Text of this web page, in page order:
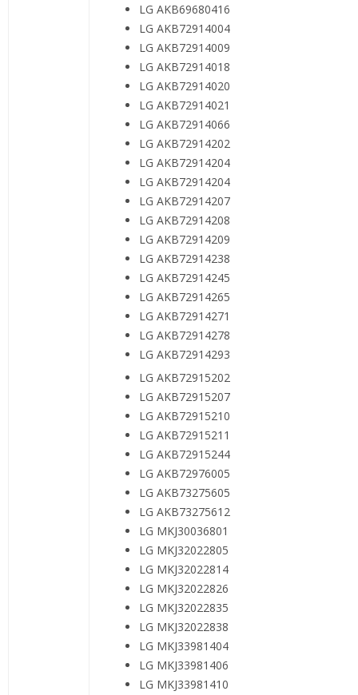
LG AKB69680416
LG AKB72914004
LG AKB72914009
LG AKB72914018
LG AKB72914020
LG AKB72914021
LG AKB72914066
LG AKB72914202
LG AKB72914204
LG AKB72914204
LG AKB72914207
LG AKB72914208
LG AKB72914209
LG AKB72914238
LG AKB72914245
LG AKB72914265
LG AKB72914271
LG AKB72914278
LG AKB72914293
LG AKB72915202
LG AKB72915207
LG AKB72915210
LG AKB72915211
LG AKB72915244
LG AKB72976005
LG AKB73275605
LG AKB73275612
LG MKJ30036801
LG MKJ32022805
LG MKJ32022814
LG MKJ32022826
LG MKJ32022835
LG MKJ32022838
LG MKJ33981404
LG MKJ33981406
LG MKJ33981410